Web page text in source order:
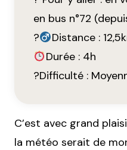
en bus n°72
?‍
Distance :
Durée : 4h
?Difficulté :
C’est avec grand
la météo serait de